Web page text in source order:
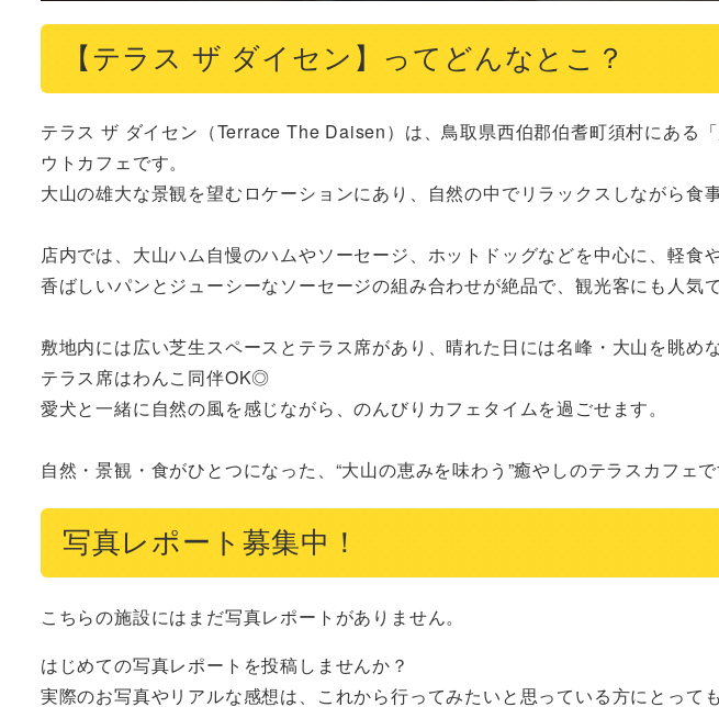
【テラス ザ ダイセン】ってどんなとこ？
テラス ザ ダイセン（Terrace The Daisen）は、鳥取県西伯郡伯耆町須村にある
ウトカフェです。
大山の雄大な景観を望むロケーションにあり、自然の中でリラックスしながら食
店内では、大山ハム自慢のハムやソーセージ、ホットドッグなどを中心に、軽食
香ばしいパンとジューシーなソーセージの組み合わせが絶品で、観光客にも人気で
敷地内には広い芝生スペースとテラス席があり、晴れた日には名峰・大山を眺め
テラス席はわんこ同伴OK◎
愛犬と一緒に自然の風を感じながら、のんびりカフェタイムを過ごせます。
自然・景観・食がひとつになった、“大山の恵みを味わう”癒やしのテラスカフェで
写真レポート募集中！
こちらの施設にはまだ写真レポートがありません。
はじめての写真レポートを投稿しませんか？
実際のお写真やリアルな感想は、これから行ってみたいと思っている方にとって